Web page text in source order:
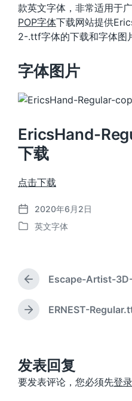
款英文字体，非常适用于
POP字体下载网站提供
2-.ttf字体的下载和字体图
字体图片
EricsHand-
下载
点击下载
发
布
2020年6月2日
发
英文字体
上
篇
文
章
Escape-Artist-
下
：
ERNEST-
发表回复
要发表评论，您必须先登录